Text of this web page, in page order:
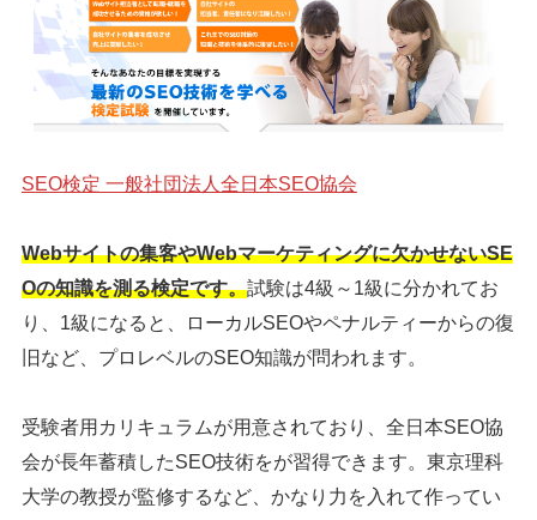
SEO検定 一般社団法人全日本SEO協会
Webサイトの集客やWebマーケティングに欠かせないSE
Oの知識を測る検定です。試験は4級～1級に分かれてお
り、1級になると、ローカルSEOやペナルティーからの復
旧など、プロレベルのSEO知識が問われます。
受験者用カリキュラムが用意されており、全日本SEO協
会が長年蓄積したSEO技術をが習得できます。東京理科
大学の教授が監修するなど、かなり力を入れて作ってい